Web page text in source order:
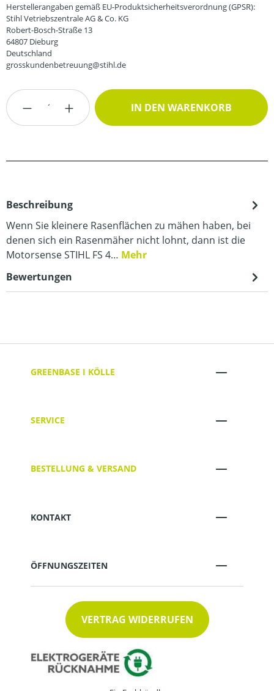
Herstellerangaben gemäß EU-Produktsicherheitsverordnung (GPSR):
Stihl Vetriebszentrale AG & Co. KG
Robert-Bosch-Straße 13
64807 Dieburg
Deutschland
grosskundenbetreuung@stihl.de
Produkt Anzahl: Gib den gewünschten
IN DEN WARENKORB
Beschreibung
Wenn Sie kleinere Rasenflächen zu mähen haben, bei
denen sich ein Rasenmäher nicht lohnt, dann ist die
Motorsense STIHL FS 4… Mehr
Bewertungen
GREENBASE I KÖLLE
SERVICE
BESTELLUNG & VERSAND
KONTAKT
ÖFFNUNGSZEITEN
VERTRAG WIDERRUFEN